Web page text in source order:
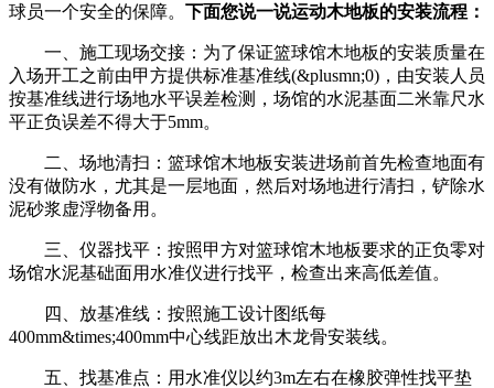
球员一个安全的保障。 下面您说一说运动木地板的安装流程：
一、施工现场交接：为了保证篮球馆木地板的安装质量在
入场开工之前由甲方提供标准基准线(&plusmn;0)，由安装人员
按基准线进行场地水平误差检测，场馆的水泥基面二米靠尺水
平正负误差不得大于5mm。
二、场地清扫：篮球馆木地板安装进场前首先检查地面有
没有做防水，尤其是一层地面，然后对场地进行清扫，铲除水
泥砂浆虚浮物备用。
三、仪器找平：按照甲方对篮球馆木地板要求的正负零对
场馆水泥基础面用水准仪进行找平，检查出来高低差值。
四、放基准线：按照施工设计图纸每
400mm&times;400mm中心线距放出木龙骨安装线。
五、找基准点：用水准仪以约3m左右在橡胶弹性找平垫